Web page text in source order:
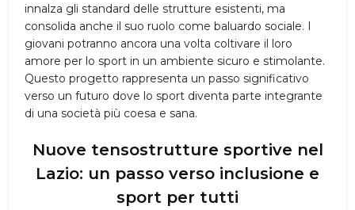
innalza gli standard delle strutture esistenti, ma
consolida anche il suo ruolo come baluardo sociale. I
giovani potranno ancora una volta coltivare il loro
amore per lo sport in un ambiente sicuro e stimolante.
Questo progetto rappresenta un passo significativo
verso un futuro dove lo sport diventa parte integrante
di una società più coesa e sana.
Nuove tensostrutture sportive nel
Lazio: un passo verso inclusione e
sport per tutti